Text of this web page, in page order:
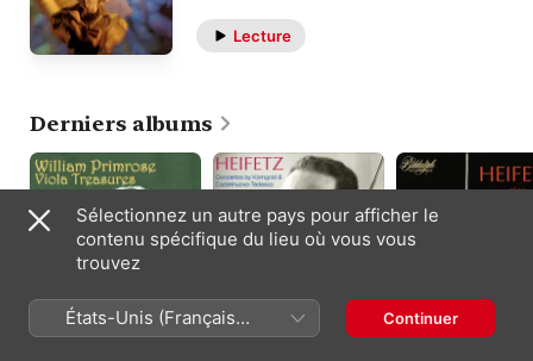
Lecture
Derniers albums
William Primrose: Viola
Korngold,
J.S. Bach: Violin
Sélectionnez un autre pays pour afficher le
contenu spécifique du lieu où vous vous
trouvez
États-Unis (Français
France)
Continuer